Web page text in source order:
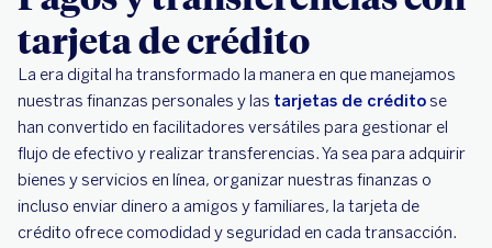
tarjeta de crédito
La era digital ha transformado la manera en que manejamos
nuestras finanzas personales y las tarjetas de créditose
han convertido en facilitadores versátiles para gestionar el
flujo de efectivo y realizar transferencias. Ya sea para adquirir
bienes y servicios en línea, organizar nuestras finanzas o
incluso enviar dinero a amigos y familiares, la tarjeta de
crédito ofrece comodidad y seguridad en cada transacción.